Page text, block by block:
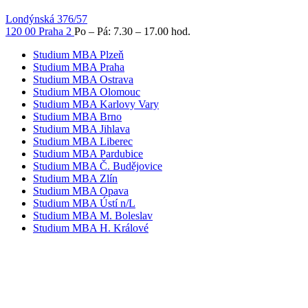
Londýnská 376/57
120 00 Praha 2 Po – Pá: 7.30 – 17.00 hod.
Studium MBA Plzeň
Studium MBA Praha
Studium MBA Ostrava
Studium MBA Olomouc
Studium MBA Karlovy Vary
Studium MBA Brno
Studium MBA Jihlava
Studium MBA Liberec
Studium MBA Pardubice
Studium MBA Č. Budějovice
Studium MBA Zlín
Studium MBA Opava
Studium MBA Ústí n/L
Studium MBA M. Boleslav
Studium MBA H. Králové